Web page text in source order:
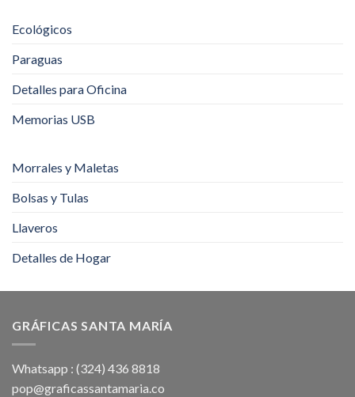
Ecológicos
Paraguas
Detalles para Oficina
Memorias USB
Morrales y Maletas
Bolsas y Tulas
Llaveros
Detalles de Hogar
GRÁFICAS SANTA MARÍA
Whatsapp : (324) 436 8818
pop@graficassantamaria.co